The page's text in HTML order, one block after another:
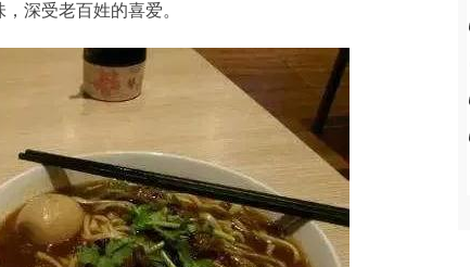
深受老百姓的喜爱。